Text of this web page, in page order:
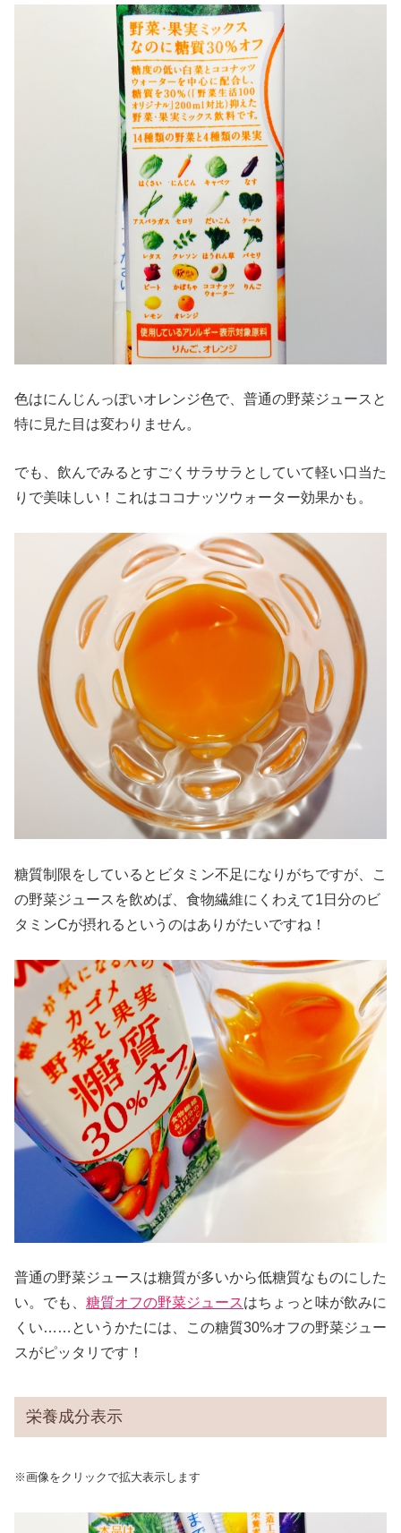
色はにんじんっぽいオレンジ色で、普通の野菜ジュースと
特に見た目は変わりません。
でも、飲んでみるとすごくサラサラとしていて軽い口当た
りで美味しい！これはココナッツウォーター効果かも。
糖質制限をしているとビタミン不足になりがちですが、こ
の野菜ジュースを飲めば、食物繊維にくわえて1日分のビ
タミンCが摂れるというのはありがたいですね！
普通の野菜ジュースは糖質が多いから低糖質なものにした
い。でも、 糖質オフの野菜ジュースはちょっと味が飲みに
くい……というかたには、この糖質30%オフの野菜ジュー
スがピッタリです！
栄養成分表示
※画像をクリックで拡大表示します